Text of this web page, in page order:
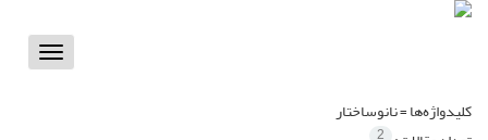
Toggle
کلیدواژه‌ها =نانوساختار